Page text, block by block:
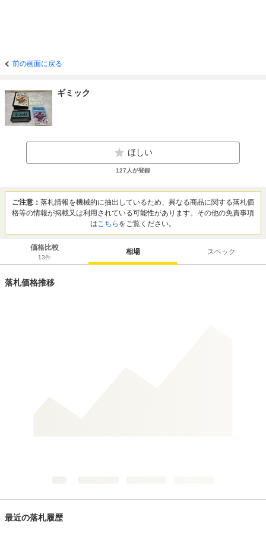
前の画面に戻る
ギミック
ほしい
127 人が登録
ご注意： 落札情報を機械的に抽出しているため、異なる商品に関する落札価
格等の情報が掲載又は利用されている可能性があります。その他の免責事項
はこちら をご覧ください。
価格比較
13件
相場 スペック
落札価格推移
最近の落札履歴